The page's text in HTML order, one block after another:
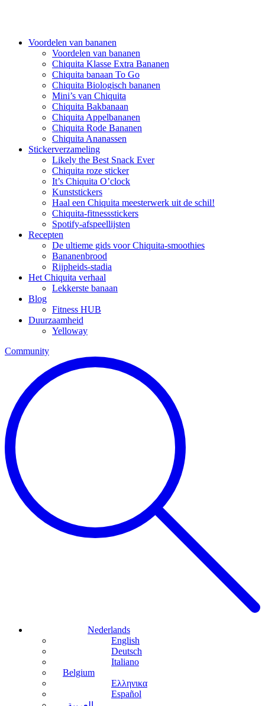
Voordelen van bananen
Voordelen van bananen
Chiquita Klasse Extra Bananen
Chiquita banaan To Go
Chiquita Biologisch bananen
Mini’s van Chiquita
Chiquita Bakbanaan
Chiquita Appelbananen
Chiquita Rode Bananen
Chiquita Ananassen
Stickerverzameling
Likely the Best Snack Ever
Chiquita roze sticker
It’s Chiquita O’clock
Kunststickers
Haal een Chiquita meesterwerk uit de schil!
Chiquita-fitnessstickers
Spotify-afspeellijsten
Recepten
De ultieme gids voor Chiquita-smoothies
Bananenbrood
Rijpheids-stadia
Het Chiquita verhaal
Lekkerste banaan
Blog
Fitness HUB
Duurzaamheid
Yelloway
Community
Nederlands
English
Deutsch
Italiano
Belgium
Ελληνικα
Español